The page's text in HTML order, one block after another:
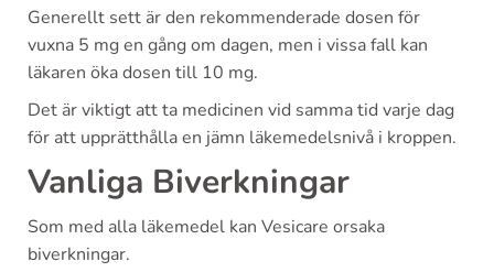
Generellt sett är den rekommenderade dosen för
vuxna 5 mg en gång om dagen, men i vissa fall kan
läkaren öka dosen till 10 mg.
Det är viktigt att ta medicinen vid samma tid varje dag
för att upprätthålla en jämn läkemedelsnivå i kroppen.
Vanliga Biverkningar
Som med alla läkemedel kan Vesicare orsaka
biverkningar.